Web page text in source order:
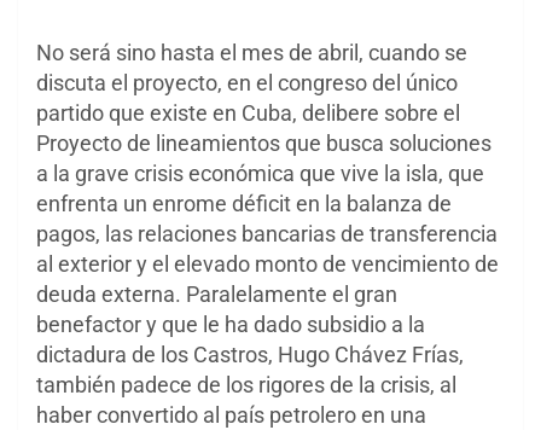
No será sino hasta el mes de abril, cuando se
discuta el proyecto, en el congreso del único
partido que existe en Cuba, delibere sobre el
Proyecto de lineamientos que busca soluciones
a la grave crisis económica que vive la isla, que
enfrenta un enrome déficit en la balanza de
pagos, las relaciones bancarias de transferencia
al exterior y el elevado monto de vencimiento de
deuda externa. Paralelamente el gran
benefactor y que le ha dado subsidio a la
dictadura de los Castros, Hugo Chávez Frías,
también padece de los rigores de la crisis, al
haber convertido al país petrolero en una